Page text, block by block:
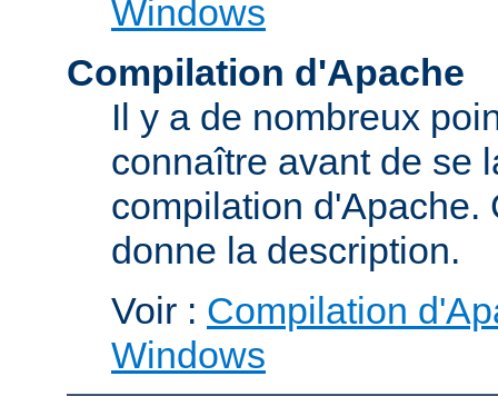
Windows
Compilation d'Apache
Il y a de nombreux
connaître avant de se
compilation d'Apache.
donne la description.
Voir : Compilation
Windows